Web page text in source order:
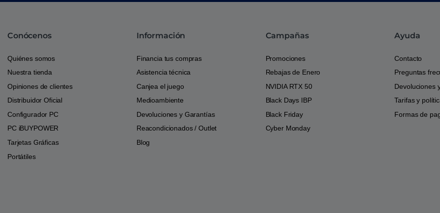
Conócenos
Quiénes somos
Nuestra tienda
Opiniones de clientes
Distribuidor Oficial
Configurador PC
PC iBUYPOWER
Tarjetas Gráficas
Portátiles
Información
Financia tus compras
Asistencia técnica
Canjea el juego
Medioambiente
Devoluciones y Garantías
Reacondicionados / Outlet
Blog
Campañas
Promociones
Rebajas de Enero
NVIDIA RTX 50
Black Days IBP
Black Friday
Cyber Monday
Ayuda
Contacto
Preguntas
Devoluciones
Tarifas y
Formas de